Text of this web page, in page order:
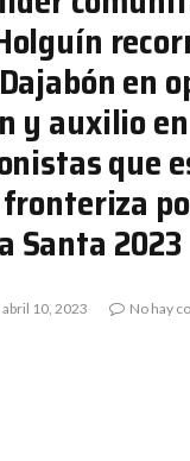
en
y auxilio
que
Santa 2023
abril 10, 2023 No hay